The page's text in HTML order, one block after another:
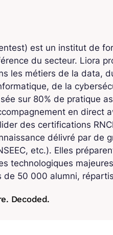
est un institut de
du secteur. Liora
les métiers de la data,
de la
sur 80% de pratique
en direct
des certifications
délivré par de
etc.). Elles
technologiques
de 50 000 alumni,
Decoded.